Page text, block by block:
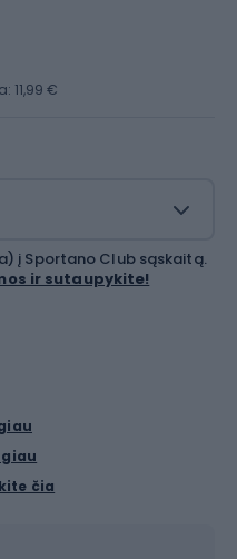
11,99 €
į Sportano Club sąskaitą.
ir sutaupykite!
čia